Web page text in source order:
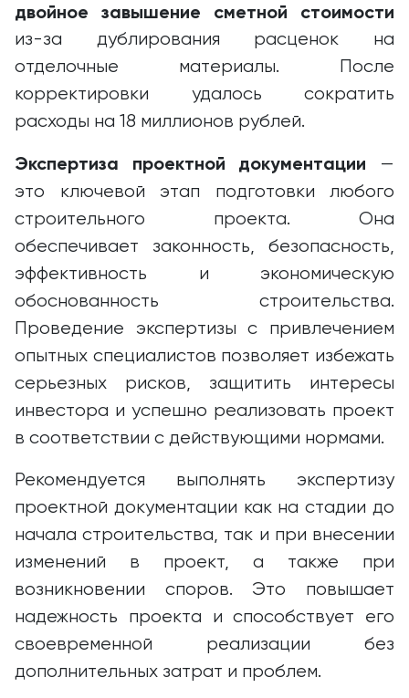
двойное завышение сметной стоимости
из-за дублирования расценок на
отделочные материалы. После
корректировки удалось сократить
расходы на 18 миллионов рублей.
Экспертиза проектной документации —
это ключевой этап подготовки любого
строительного проекта. Она
обеспечивает законность, безопасность,
эффективность и экономическую
обоснованность строительства.
Проведение экспертизы с привлечением
опытных специалистов позволяет избежать
серьезных рисков, защитить интересы
инвестора и успешно реализовать проект
в соответствии с действующими нормами.
Рекомендуется выполнять экспертизу
проектной документации как на стадии до
начала строительства, так и при внесении
изменений в проект, а также при
возникновении споров. Это повышает
надежность проекта и способствует его
своевременной реализации без
дополнительных затрат и проблем.